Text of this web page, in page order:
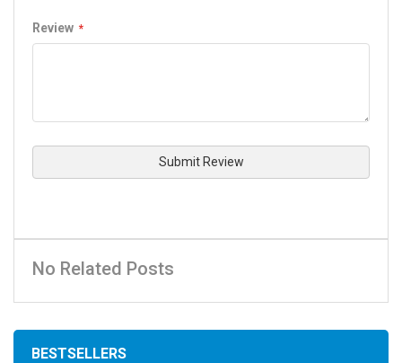
Review
Submit Review
No Related Posts
BESTSELLERS